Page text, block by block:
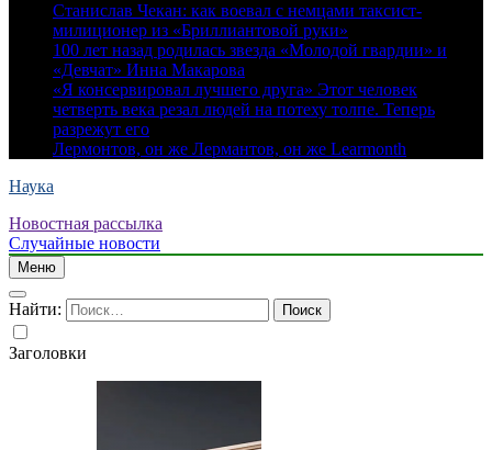
Станислав Чекан: как воевал с немцами таксист-
милиционер из «Бриллиантовой руки»
100 лет назад родилась звезда «Молодой гвардии» и
«Девчат» Инна Макарова
«Я консервировал лучшего друга» Этот человек
четверть века резал людей на потеху толпе. Теперь
разрежут его
Лермонтов, он же Лермантов, он же Learmonth
Наука
Новостная рассылка
Случайные новости
Меню
Найти:
Заголовки